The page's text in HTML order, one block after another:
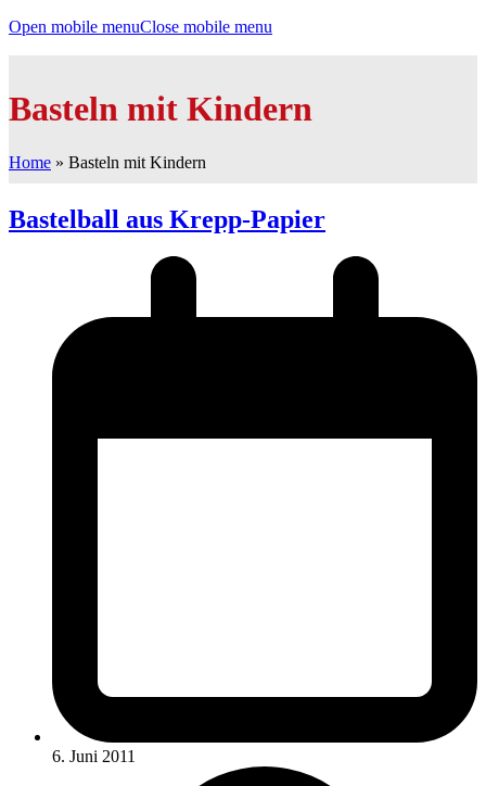
Open mobile menuClose mobile menu
Basteln mit Kindern
Home » Basteln mit Kindern
Bastelball aus Krepp-Papier
6. Juni 2011